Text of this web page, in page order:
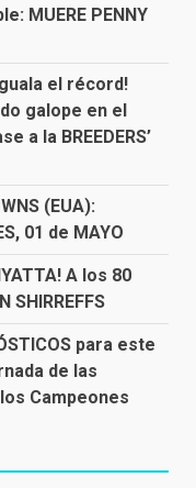
MUERE PENNY
el récord!
galope en el
a la BREEDERS’
(EUA):
01 de MAYO
A los 80
para este
de las
los Campeones